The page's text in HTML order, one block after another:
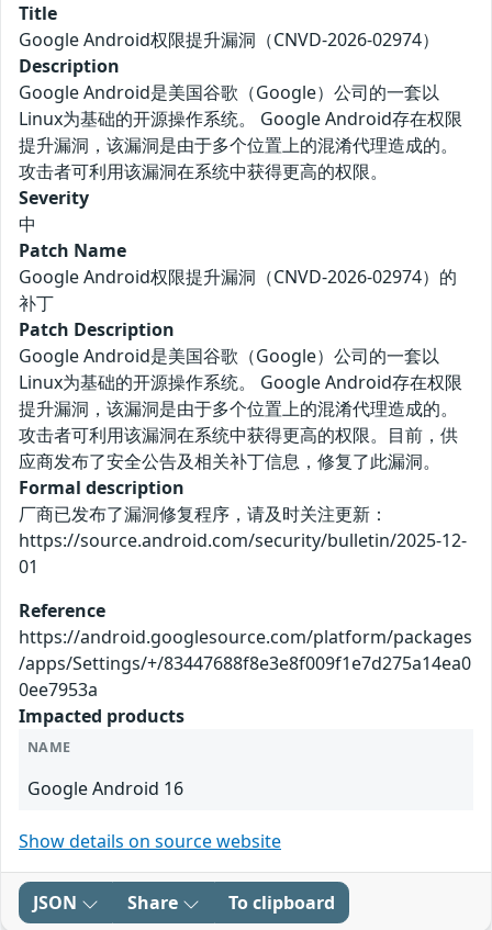
Title
Google Android权限提升漏洞（CNVD-2026-02974）
Description
Google Android是美国谷歌（Google）公司的一套以
Linux为基础的开源操作系统。 Google Android存在权限
提升漏洞，该漏洞是由于多个位置上的混淆代理造成的。
攻击者可利用该漏洞在系统中获得更高的权限。
Severity
中
Patch Name
Google Android权限提升漏洞（CNVD-2026-02974）的
补丁
Patch Description
Google Android是美国谷歌（Google）公司的一套以
Linux为基础的开源操作系统。 Google Android存在权限
提升漏洞，该漏洞是由于多个位置上的混淆代理造成的。
攻击者可利用该漏洞在系统中获得更高的权限。目前，供
应商发布了安全公告及相关补丁信息，修复了此漏洞。
Formal description
厂商已发布了漏洞修复程序，请及时关注更新：
https://source.android.com/security/bulletin/2025-12-
01
Reference
https://android.googlesource.com/platform/packages
/apps/Settings/+/83447688f8e3e8f009f1e7d275a14ea0
0ee7953a
Impacted products
NAME
Google Android 16
Show details on source website
JSON Share To clipboard